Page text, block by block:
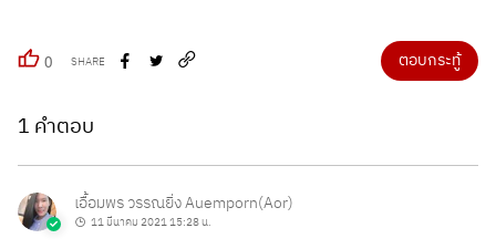
0 SHARE ตอบกระทู้
1 คำตอบ
เอื้อมพร วรรณยิ่ง Auemporn(Aor)
11 มีนาคม 2021 15:28 น.